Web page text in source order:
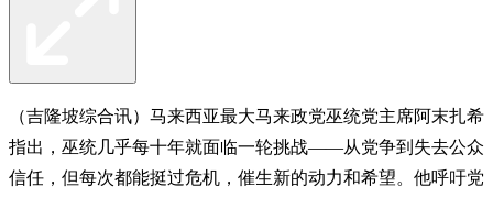
（吉隆坡综合讯）马来西亚最大马来政党巫统党主席阿末扎希
指出，巫统几乎每十年就面临一轮挑战——从党争到失去公众
信任，但每次都能挺过危机，催生新的动力和希望。他呼吁党